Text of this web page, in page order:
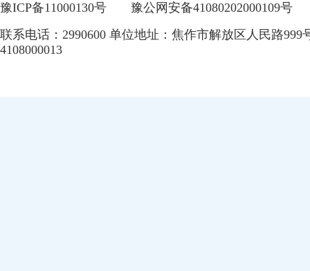
豫ICP备11000130号
豫公网安备41080202000109号
联系电话：2990600 单位地址：焦作市解放区人民路999
4108000013